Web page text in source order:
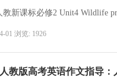
教新课标必修2 Unit4 Wildlife
01 浏览: 1926
教版高考英语作文指导：